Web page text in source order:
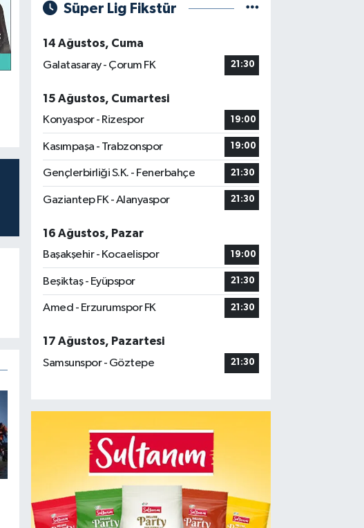
Süper Lig Fikstür
14 Ağustos, Cuma
Galatasaray - Çorum FK
21:30
15 Ağustos, Cumartesi
Konyaspor - Rizespor
19:00
Kasımpaşa - Trabzonspor 19:00
Gençlerbirliği S.K. - Fenerbahçe 21:30
Gaziantep FK - Alanyaspor 21:30
16 Ağustos, Pazar
Başakşehir - Kocaelispor
19:00
Beşiktaş - Eyüpspor 21:30
Amed - Erzurumspor FK 21:30
17 Ağustos, Pazartesi
Samsunspor - Göztepe
21:30